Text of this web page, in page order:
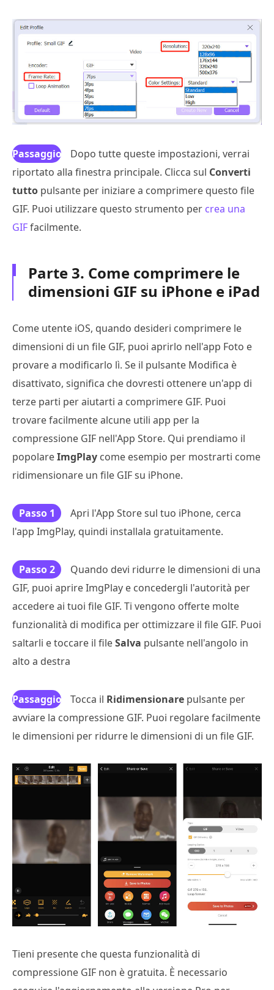
Passaggio
4
Dopo tutte queste impostazioni, verrai
riportato alla finestra principale. Clicca sul Converti
tutto pulsante per iniziare a comprimere questo file
GIF. Puoi utilizzare questo strumento per crea una
GIFfacilmente.
Parte 3. Come comprimere le
dimensioni GIF su iPhone e iPad
Come utente iOS, quando desideri comprimere le
dimensioni di un file GIF, puoi aprirlo nell'app Foto e
provare a modificarlo lì. Se il pulsante Modifica è
disattivato, significa che dovresti ottenere un'app di
terze parti per aiutarti a comprimere GIF. Puoi
trovare facilmente alcune utili app per la
compressione GIF nell'App Store. Qui prendiamo il
popolareImgPlay come esempio per mostrarti come
ridimensionare un file GIF su iPhone.
Passo 1
Apri l'App Store sul tuo iPhone, cerca
l'app ImgPlay, quindi installala gratuitamente.
Passo 2
Quando devi ridurre le dimensioni di una
GIF, puoi aprire ImgPlay e concedergli l'autorità per
accedere ai tuoi file GIF. Ti vengono offerte molte
funzionalità di modifica per ottimizzare il file GIF. Puoi
saltarli e toccare il fileSalva pulsante nell'angolo in
alto a destra
Passaggio
3
Tocca il Ridimensionare pulsante per
avviare la compressione GIF. Puoi regolare facilmente
le dimensioni per ridurre le dimensioni di un file GIF.
Tieni presente che questa funzionalità di
compressione GIF non è gratuita. È necessario